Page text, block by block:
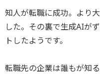
知人が転職に成功。より
した。その裏で生成AIが
トしたようです。
転職先の企業は誰もが知